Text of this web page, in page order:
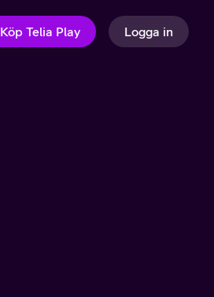
Köp Telia Play Logga in